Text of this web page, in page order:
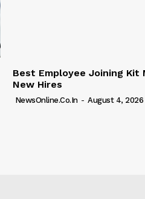
Best Employee Joining Kit
New Hires
NewsOnline.co.in - August 4, 2026